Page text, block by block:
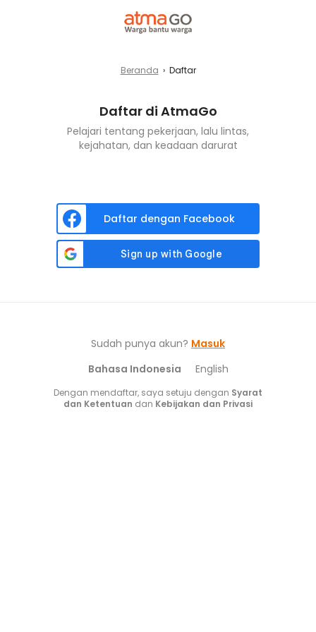
Beranda › Daftar
Daftar di AtmaGo
Pelajari tentang pekerjaan, lalu lintas,
kejahatan, dan keadaan darurat
Daftar dengan Facebook
Sudah punya akun? Masuk
Bahasa Indonesia
English
Dengan mendaftar, saya setuju dengan Syarat
dan Ketentuan dan Kebijakan dan Privasi